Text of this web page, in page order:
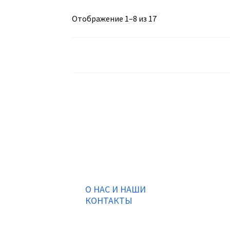
Отображение 1–8 из 17
О НАС И НАШИ
КОНТАКТЫ